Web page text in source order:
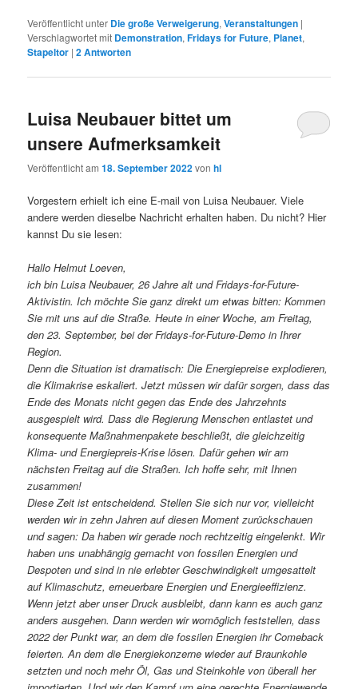
Veröffentlicht unter Die große Verweigerung,Veranstaltungen |
Verschlagwortet mit Demonstration,Fridays for Future, Planet,
Stapeltor |2Antworten
Luisa Neubauer bittet um
unsere Aufmerksamkeit
Veröffentlicht am18. September 2022vonhl
Vorgestern erhielt ich eine E-mail von Luisa Neubauer. Viele
andere werden dieselbe Nachricht erhalten haben. Du nicht? Hier
kannst Du sie lesen:
Hallo Helmut Loeven,
ich bin Luisa Neubauer, 26 Jahre alt und Fridays-for-Future-
Aktivistin. Ich möchte Sie ganz direkt um etwas bitten: Kommen
Sie mit uns auf die Straße. Heute in einer Woche, am Freitag,
den 23. September, bei der Fridays-for-Future-Demo in Ihrer
Region.
Denn die Situation ist dramatisch: Die Energiepreise explodieren,
die Klimakrise eskaliert. Jetzt müssen wir dafür sorgen, dass das
Ende des Monats nicht gegen das Ende des Jahrzehnts
ausgespielt wird. Dass die Regierung Menschen entlastet und
konsequente Maßnahmenpakete beschließt, die gleichzeitig
Klima- und Energiepreis-Krise lösen. Dafür gehen wir am
nächsten Freitag auf die Straßen. Ich hoffe sehr, mit Ihnen
zusammen!
Diese Zeit ist entscheidend. Stellen Sie sich nur vor, vielleicht
werden wir in zehn Jahren auf diesen Moment zurückschauen
und sagen: Da haben wir gerade noch rechtzeitig eingelenkt. Wir
haben uns unabhängig gemacht von fossilen Energien und
Despoten und sind in nie erlebter Geschwindigkeit umgesattelt
auf Klimaschutz, erneuerbare Energien und Energieeffizienz.
Wenn jetzt aber unser Druck ausbleibt, dann kann es auch ganz
anders ausgehen. Dann werden wir womöglich feststellen, dass
2022 der Punkt war, an dem die fossilen Energien ihr Comeback
feierten. An dem die Energiekonzerne wieder auf Braunkohle
setzten und noch mehr Öl, Gas und Steinkohle von überall her